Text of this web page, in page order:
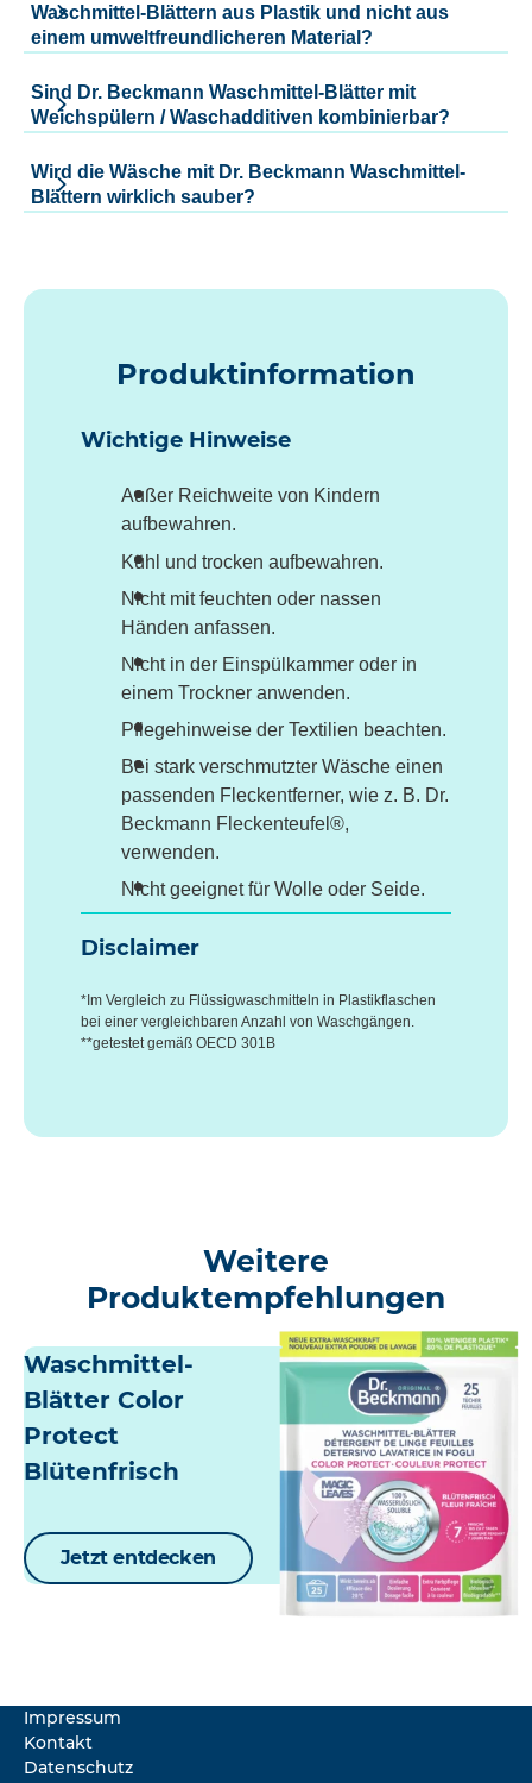
Waschmittel-Blättern aus Plastik und nicht aus
einem umweltfreundlicheren Material?
Sind Dr. Beckmann Waschmittel-Blätter mit
Weichspülern / Waschadditiven kombinierbar?
Wird die Wäsche mit Dr. Beckmann Waschmittel-
Blättern wirklich sauber?
Produktinformation
Wichtige Hinweise
Außer Reichweite von Kindern
aufbewahren.
Kühl und trocken aufbewahren.
Nicht mit feuchten oder nassen
Händen anfassen.
Nicht in der Einspülkammer oder in
einem Trockner anwenden.
Pflegehinweise der Textilien beachten.
Bei stark verschmutzter Wäsche einen
passenden Fleckentferner, wie z. B. Dr.
Beckmann Fleckenteufel®,
verwenden.
Nicht geeignet für Wolle oder Seide.
Disclaimer
*Im Vergleich zu Flüssigwaschmitteln in Plastikflaschen
bei einer vergleichbaren Anzahl von Waschgängen.
**getestet gemäß OECD 301B
Weitere
Produktempfehlungen
Waschmittel-
Blätter Color
Protect
Blütenfrisch
Jetzt entdecken
Impressum
Kontakt
Datenschutz